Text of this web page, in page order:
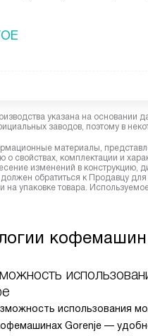
указана на
заводов, поэтому в
материалы,
о свойствах, комплектации и
изменений в конструкцию,
должен обратиться к Продавцу
на упаковке товара.
использования
Gorenje —